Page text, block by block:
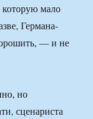
которую мало
Германа-
— и не
но
сценариста